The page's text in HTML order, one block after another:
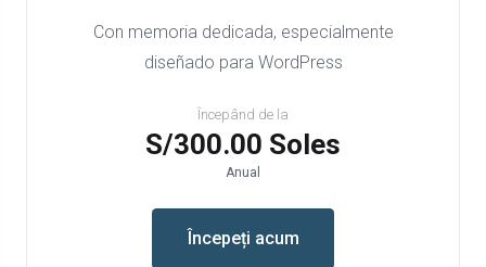
Con memoria dedicada, especialmente
diseñado para WordPress
Începând de la
S/300.00 Soles
Anual
Începeți acum